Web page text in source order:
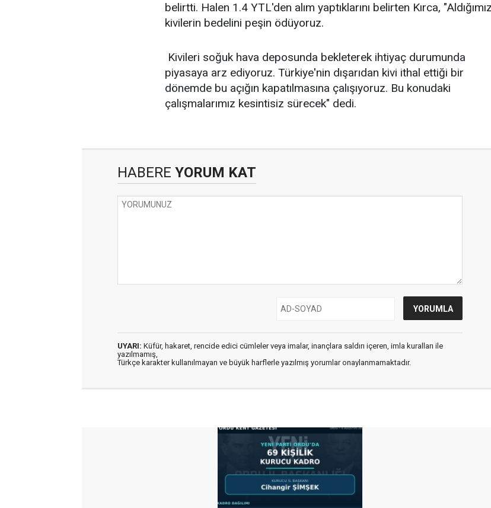
belirtti. Halen 1.4 YTL'den alım yaptıklarını belirten Kırca, "Aldığımız
kivilerin bedelini peşin ödüyoruz.
Kivileri soğuk hava deposunda bekleterek ihtiyaç durumunda
piyasaya arz ediyoruz. Türkiye'nin dışarıdan kivi ithal ettiği bir
dönemde bu açığın kapatılmasına çalışıyoruz. Bu konudaki
çalışmalarımız kesintisiz sürecek" dedi.
HABERE YORUM KAT
UYARI: Küfür, hakaret, rencide edici cümleler veya imalar, inançlara saldırı içeren, imla kuralları ile
yazılmamış,
Türkçe karakter kullanılmayan ve büyük harflerle yazılmış yorumlar onaylanmamaktadır.